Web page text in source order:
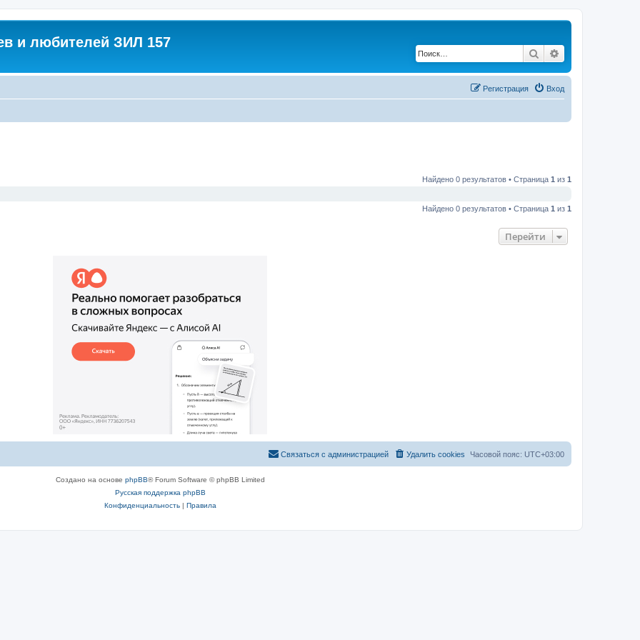
и любителей ЗИЛ 157
Поиск
Вход
Регистрация
Найдено 0 результатов • Страница 1 из 1
Найдено 0 результатов • Страница 1 из 1
Перейти
Часовой пояс: UTC+03:00
Удалить cookies
Связаться с администрацией
Создано на основе phpBB® Forum Software © phpBB Limited
Русская поддержка phpBB
Конфиденциальность| Правила